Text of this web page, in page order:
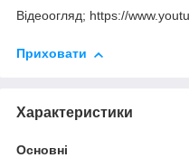
Відеоогляд; https://
Приховати
Характеристики
Основні